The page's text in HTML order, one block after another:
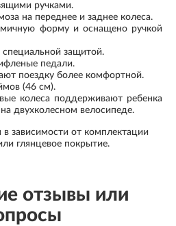
ручками.
на переднее и заднее колеса.
форму и оснащено ручкой
защитой.
педали.
поездку более комфортной.
(46 см).
колеса поддерживают ребенка
двухколесном велосипеде.
в зависимости от комплектации
глянцевое покрытие.
отзывы или